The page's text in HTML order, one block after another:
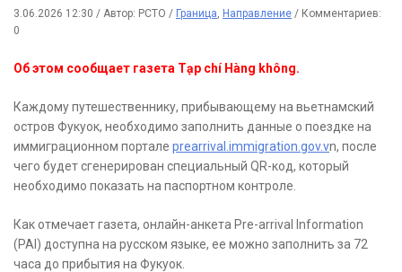
3.06.2026 12:30 / Автор: РСТО / Граница, Направление / Комментариев:
0
Об этом сообщает газета Tạp chí Hàng không.
Каждому путешественнику, прибывающему на вьетнамский
остров Фукуок, необходимо заполнить данные о поездке на
иммиграционном портале prearrival.immigration.gov.vn, после
чего будет сгенерирован специальный QR-код, который
необходимо показать на паспортном контроле.
Как отмечает газета, онлайн-анкета Pre-arrival Information
(PAI) доступна на русском языке, ее можно заполнить за 72
часа до прибытия на Фукуок.